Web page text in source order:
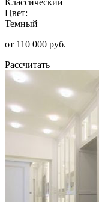
Цвет:
Темный
от 110 000 руб.
Рассчитать